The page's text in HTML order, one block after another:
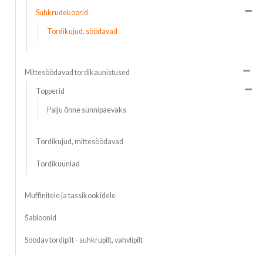
Suhkrudekoorid
Tordikujud, söödavad
Mittesöödavad tordikaunistused
Topperid
Palju õnne sünnipäevaks
Tordikujud, mittesöödavad
Tordiküünlad
Muffinitele ja tassikookidele
Šabloonid
Söödav tordipilt - suhkrupilt, vahvlipilt